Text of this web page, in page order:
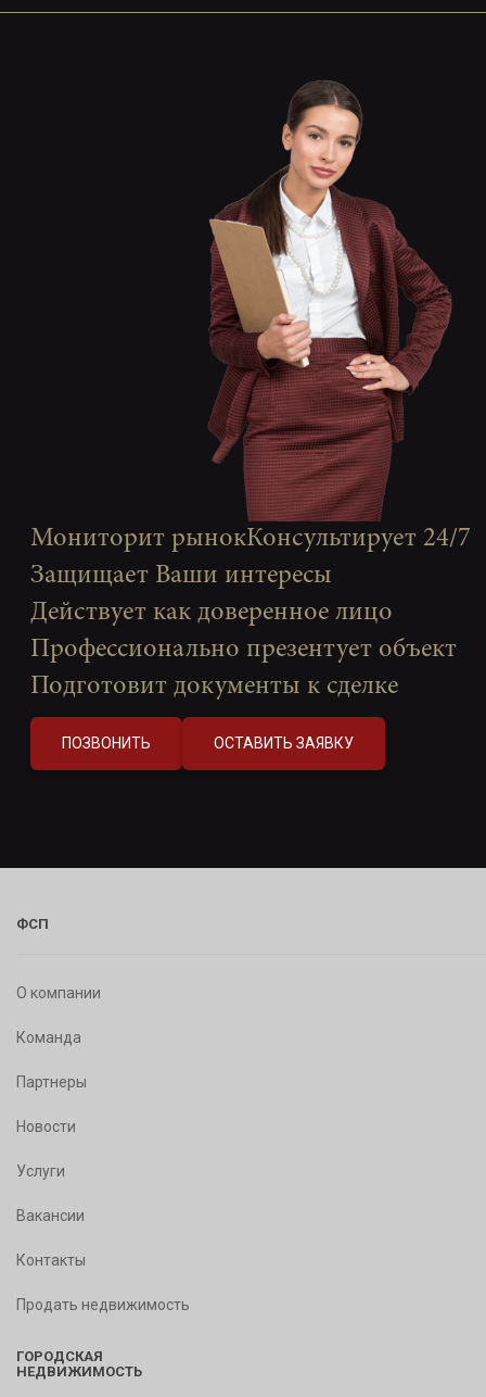
Мониторит рынокКонсультирует 24/7
Защищает Ваши интересы
Действует как доверенное лицо
Профессионально презентует объект
Подготовит документы к сделке
ПОЗВОНИТЬ ОСТАВИТЬ ЗАЯВКУ
ФСП
О компании
Команда
Партнеры
Новости
Услуги
Вакансии
Контакты
Продать недвижимость
ГОРОДСКАЯ
НЕДВИЖИМОСТЬ